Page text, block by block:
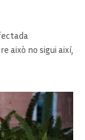
això no sigui així,